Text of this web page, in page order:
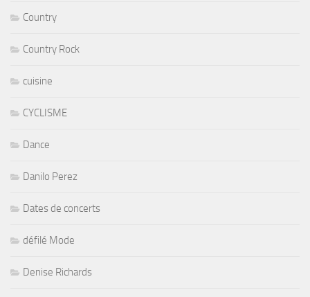
Country
Country Rock
cuisine
CYCLISME
Dance
Danilo Perez
Dates de concerts
défilé Mode
Denise Richards